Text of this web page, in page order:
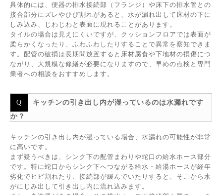
具体的には、便器の排水接続部（フランジ）や床下の排水管との
接合部分にズレやひび割れがあると、水が漏れ出して床材の下に
しみ込み、じわじわと表面に現れることがあります。
タイルの場合は見えにくいですが、クッションフロアでは表面が
柔らかくなったり、ふわふわしたりすることで異常を察知できま
す。配管の破損は長期間放置すると床材腐食や下地材の損傷につ
ながり、大規模な修繕が必要になりますので、早めの点検と専門
業者への相談をおすすめします。
キッチンの引き出し内が湿っているのは水漏れです
か？
キッチンの引き出し内が湿っている場合、水漏れの可能性が非常
に高いです。
まず疑うべきは、シンク下の配管まわりや蛇口の給水ホース部分
です。特に蛇口からシンク下へつながる給水・給湯ホースが経年
劣化でヒビ割れたり、接続部が緩んでいたりすると、そこから水
がにじみ出して引き出し内に流れ込みます。